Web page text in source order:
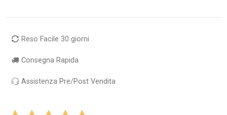
Reso Facile 30 giorni
Consegna Rapida
Assistenza Pre/Post Vendita